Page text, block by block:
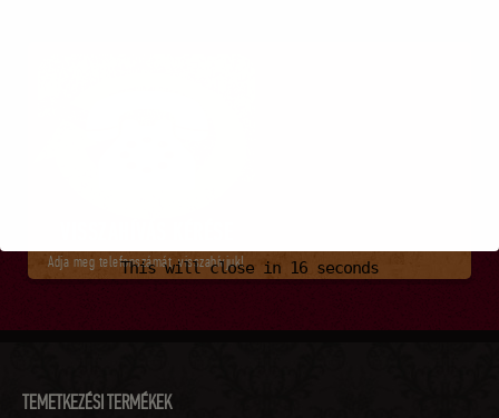
Adja meg telefonszámát, visszahívjuk!
TEMETKEZÉSI TERMÉKEK
This will close in 15 seconds